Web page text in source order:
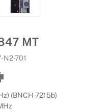
MT
N2-701
(BNCH-7215b)